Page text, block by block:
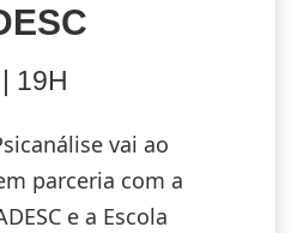
19H
vai ao
parceria com a
e a Escola